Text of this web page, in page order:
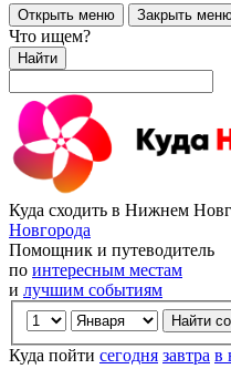
Открыть меню Закрыть
Что ищем?
Найти
Куда сходить в Нижнем
Новгорода
Помощник и путеводитель
по интересным местам
и лучшим событиям
Куда пойти сегодня завтра в